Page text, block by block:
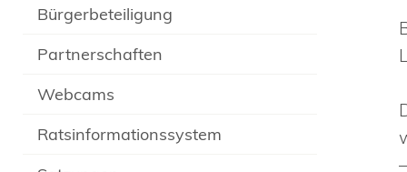
Bürgerbeteiligung
Partnerschaften
Webcams
Ratsinformationssystem